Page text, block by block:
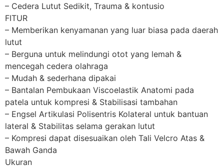
– Cedera Lutut Sedikit, Trauma & kontusio
FITUR
– Memberikan kenyamanan yang luar biasa pada daerah
lutut
– Berguna untuk melindungi otot yang lemah &
mencegah cedera olahraga
– Mudah & sederhana dipakai
– Bantalan Pembukaan Viscoelastik Anatomi pada
patela untuk kompresi & Stabilisasi tambahan
– Engsel Artikulasi Polisentris Kolateral untuk bantuan
lateral & Stabilitas selama gerakan lutut
– Kompresi dapat disesuaikan oleh Tali Velcro Atas &
Bawah Ganda
Ukuran